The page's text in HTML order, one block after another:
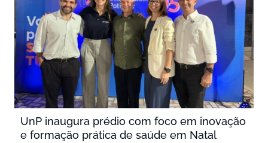
UnP inaugura prédio com foco em inovação
e formação prática de saúde em Natal